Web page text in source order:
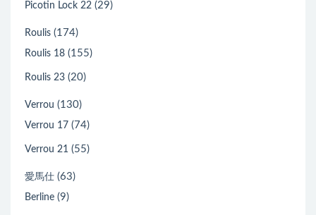
Picotin Lock 22 (29)
Roulis (174)
Roulis 18 (155)
Roulis 23 (20)
Verrou (130)
Verrou 17 (74)
Verrou 21 (55)
愛馬仕 (63)
Berline (9)